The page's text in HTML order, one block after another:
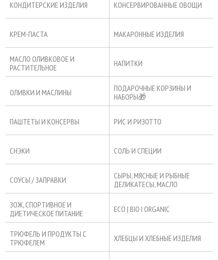
КОНДИТЕРСКИЕ ИЗДЕЛИЯ КОНСЕРВИРОВАННЫЕ ОВОЩИ
КРЕМ-ПАСТА МАКАРОННЫЕ ИЗДЕЛИЯ
МАСЛО ОЛИВКОВОЕ И
РАСТИТЕЛЬНОЕ
НАПИТКИ
ОЛИВКИ И МАСЛИНЫ
ПОДАРОЧНЫЕ КОРЗИНЫ И
НАБОРЫ🎁
ПАШТЕТЫ И КОНСЕРВЫ РИС И РИЗОТТО
СНЭКИ СОЛЬ И СПЕЦИИ
СОУСЫ / ЗАПРАВКИ
СЫРЫ, МЯСНЫЕ И РЫБНЫЕ
ДЕЛИКАТЕСЫ, МАСЛО
ЗОЖ, СПОРТИВНОЕ И
ДИЕТИЧЕСКОЕ ПИТАНИЕ
ECO | BIO I ORGANIC
ТРЮФЕЛЬ И ПРОДУКТЫ С
ТРЮФЕЛЕМ
ХЛЕБЦЫ И ХЛЕБНЫЕ ИЗДЕЛИЯ